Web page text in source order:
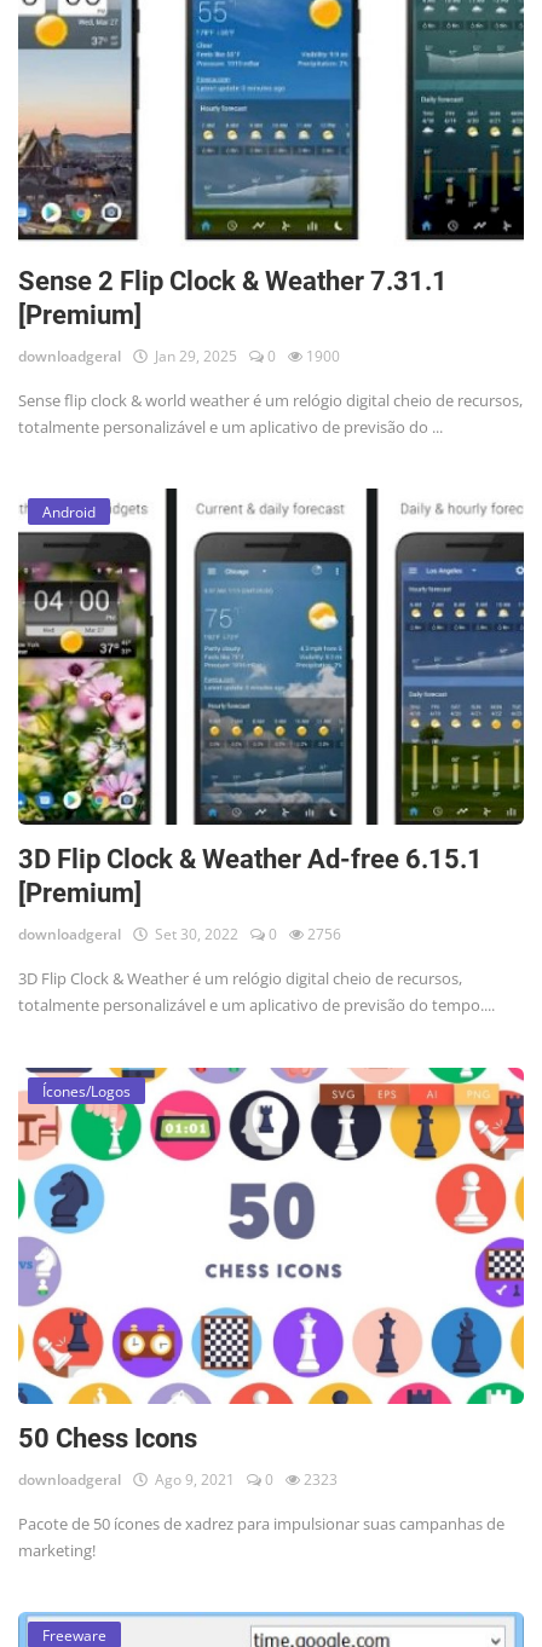
Sense 2 Flip Clock & Weather 7.31.1
[Premium]
downloadgeral Jan 29, 2025 0 1900
Sense flip clock & world weather é um relógio digital cheio de recursos,
totalmente personalizável e um aplicativo de previsão do ...
Android
3D Flip Clock & Weather Ad-free 6.15.1
[Premium]
downloadgeral Set 30, 2022 0 2756
3D Flip Clock & Weather é um relógio digital cheio de recursos,
totalmente personalizável e um aplicativo de previsão do tempo....
Ícones/Logos
50 Chess Icons
downloadgeral Ago 9, 2021 0 2323
Pacote de 50 ícones de xadrez para impulsionar suas campanhas de
marketing!
Freeware